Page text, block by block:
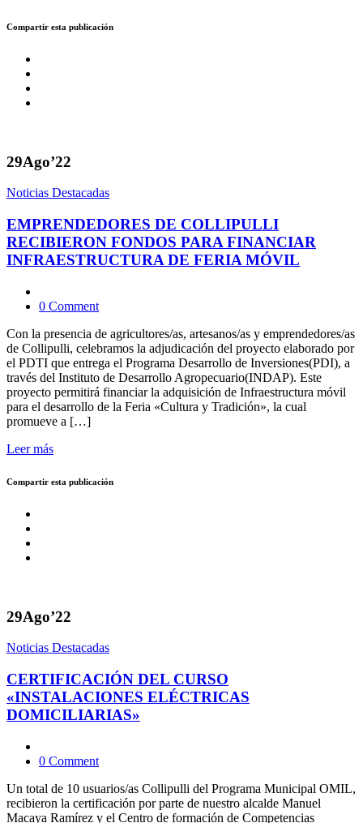
Compartir esta publicación
29Ago’22
Noticias Destacadas
EMPRENDEDORES DE COLLIPULLI
RECIBIERON FONDOS PARA FINANCIAR
INFRAESTRUCTURA DE FERIA MÓVIL
0 Comment
Con la presencia de agricultores/as, artesanos/as y emprendedores/as
de Collipulli, celebramos la adjudicación del proyecto elaborado por
el PDTI que entrega el Programa Desarrollo de Inversiones(PDI), a
través del Instituto de Desarrollo Agropecuario(INDAP). Este
proyecto permitirá financiar la adquisición de Infraestructura móvil
para el desarrollo de la Feria «Cultura y Tradición», la cual
promueve a […]
Leer más
Compartir esta publicación
29Ago’22
Noticias Destacadas
CERTIFICACIÓN DEL CURSO
«INSTALACIONES ELÉCTRICAS
DOMICILIARIAS»
0 Comment
Un total de 10 usuarios/as Collipulli del Programa Municipal OMIL,
recibieron la certificación por parte de nuestro alcalde Manuel
Macaya Ramírez y el Centro de formación de Competencias